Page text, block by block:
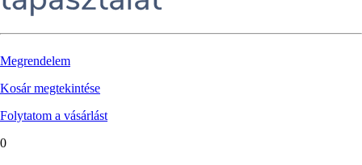
Megrendelem
Kosár megtekintése
Folytatom a vásárlást
0